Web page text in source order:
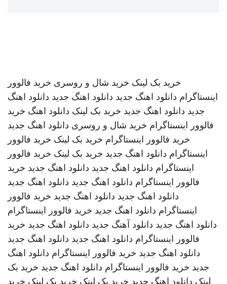
خرید بک لینک خرید شال و روسری خرید فالوور
اینستاگرام دانلود اهنگ جدید دانلود اهنگ جدید دانلود اهنگ
جدید دانلود اهنگ جدید خرید بک لینک دانلود اهنگ خرید
فالوور اینستاگرام خرید شال و روسری دانلود اهنگ جدید
خرید فالوور اینستاگرام خرید بک لینک خرید فالوور
اینستاگرام دانلود اهنگ جدید خرید بک لینک خرید فالوور
اینستاگرام دانلود اهنگ جدید دانلود اهنگ جدید خرید
فالوور اینستاگرام دانلود اهنگ جدید دانلود اهنگ جدید
دانلود اهنگ جدید دانلود اهنگ جدید خرید فالوور
اینستاگرام دانلود اهنگ جدید خرید فالوور اینستاگرام
دانلود اهنگ جدید دانلود آهنگ جدید دانلود اهنگ جدید خرید
فالوور اینستاگرام دانلود اهنگ جدید دانلود اهنگ جدید
دانلود اهنگ جدید خرید فالوور اینستاگرام دانلود اهنگ
جدید خرید فالوور اینستاگرام دانلود اهنگ جدید خرید بک
لینک دانلود اهنگ جدید خرید بک لینک خرید بک لینک خرید